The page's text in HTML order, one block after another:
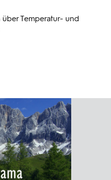
Temperatur- und